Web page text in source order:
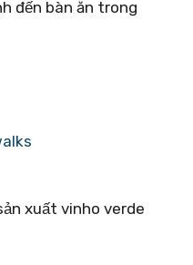
đến bàn ăn trong
xuất vinho verde